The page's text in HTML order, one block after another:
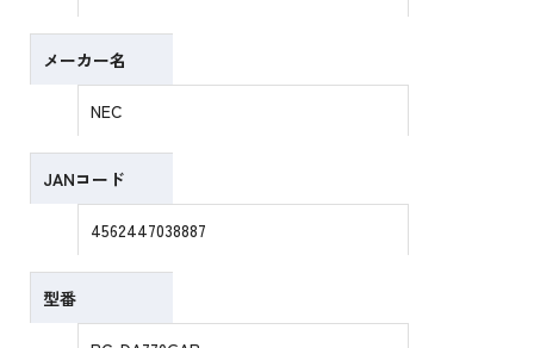
メーカー名
NEC
JANコード
4562447038887
型番